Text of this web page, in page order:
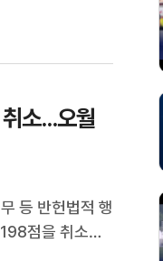
소...오월
등 반헌법적 행
점을 취소했